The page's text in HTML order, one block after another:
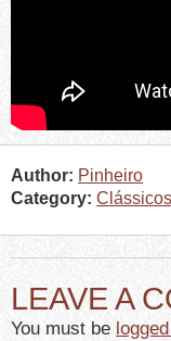
Author: Pinheiro
Category:
LEAVE A
You must be